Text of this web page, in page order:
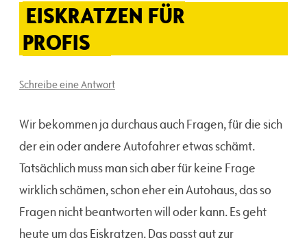
EISKRATZEN FÜR
PROFIS
Schreibe eine Antwort
Wir bekommen ja durchaus auch Fragen, für die sich
der ein oder andere Autofahrer etwas schämt.
Tatsächlich muss man sich aber für keine Frage
wirklich schämen, schon eher ein Autohaus, das so
Fragen nicht beantworten will oder kann. Es geht
heute um das Eiskratzen. Das passt gut zur